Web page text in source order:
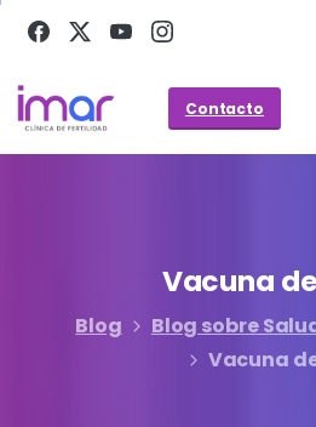
Contacto
Vacuna de
Blog
Blog sobre
Vacuna